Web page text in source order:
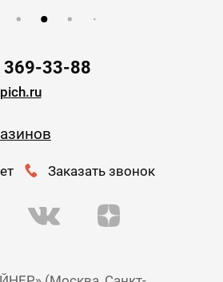
369-33-88
Заказать звонок